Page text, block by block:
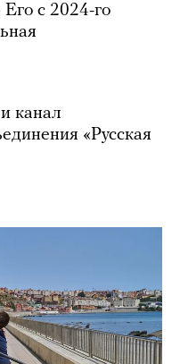
с 2024-го
канал
«Русская